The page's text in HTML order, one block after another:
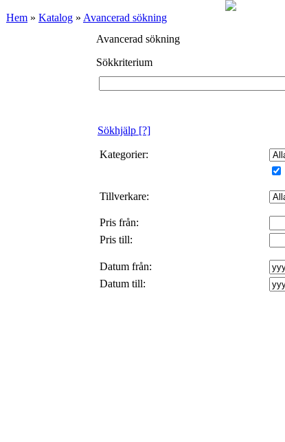
Hem » Katalog » Avancerad sökning
Avancerad sökning
Sökkriterium
Sökhjälp [?]
Kategorier:
Tillverkare:
Pris från:
Pris till:
Datum från:
Datum till: